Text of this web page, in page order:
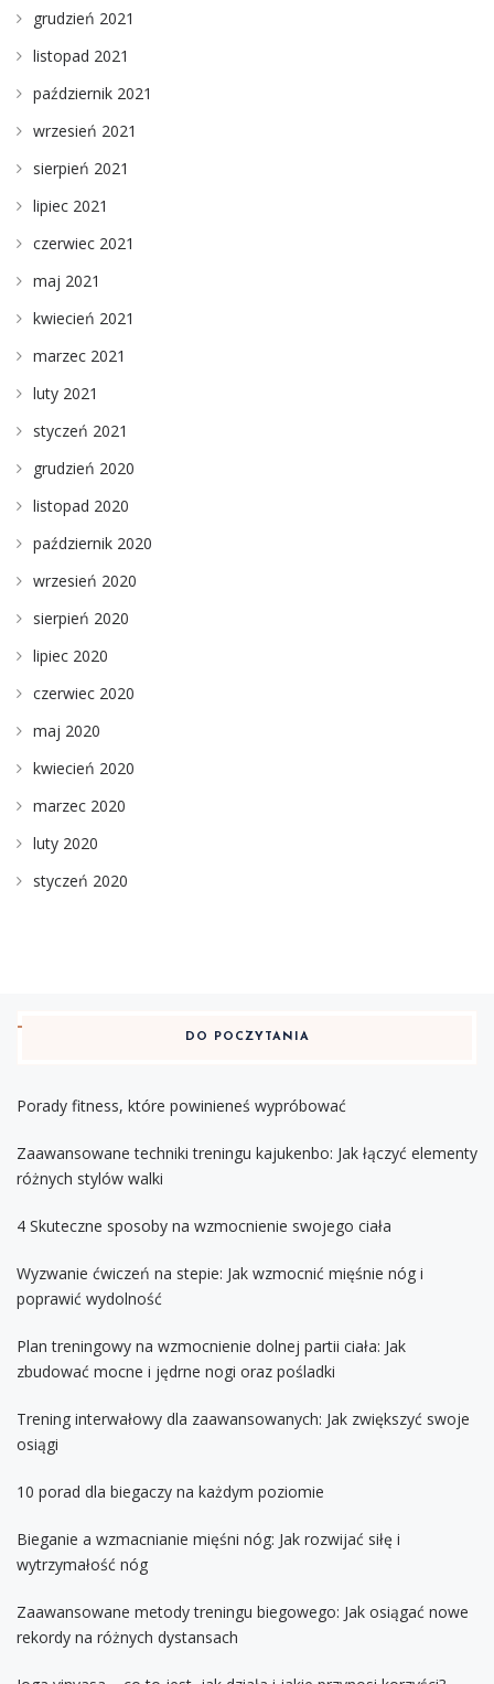
grudzień 2021
listopad 2021
październik 2021
wrzesień 2021
sierpień 2021
lipiec 2021
czerwiec 2021
maj 2021
kwiecień 2021
marzec 2021
luty 2021
styczeń 2021
grudzień 2020
listopad 2020
październik 2020
wrzesień 2020
sierpień 2020
lipiec 2020
czerwiec 2020
maj 2020
kwiecień 2020
marzec 2020
luty 2020
styczeń 2020
DO POCZYTANIA
Porady fitness, które powinieneś wypróbować
Zaawansowane techniki treningu kajukenbo: Jak łączyć elementy
różnych stylów walki
4 Skuteczne sposoby na wzmocnienie swojego ciała
Wyzwanie ćwiczeń na stepie: Jak wzmocnić mięśnie nóg i
poprawić wydolność
Plan treningowy na wzmocnienie dolnej partii ciała: Jak
zbudować mocne i jędrne nogi oraz pośladki
Trening interwałowy dla zaawansowanych: Jak zwiększyć swoje
osiągi
10 porad dla biegaczy na każdym poziomie
Bieganie a wzmacnianie mięśni nóg: Jak rozwijać siłę i
wytrzymałość nóg
Zaawansowane metody treningu biegowego: Jak osiągać nowe
rekordy na różnych dystansach